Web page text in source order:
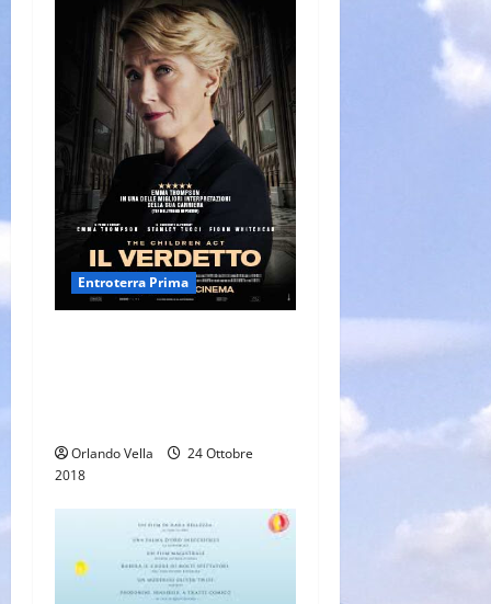
Entroterra Prima
Orlando Vella
24 Ottobre
2018